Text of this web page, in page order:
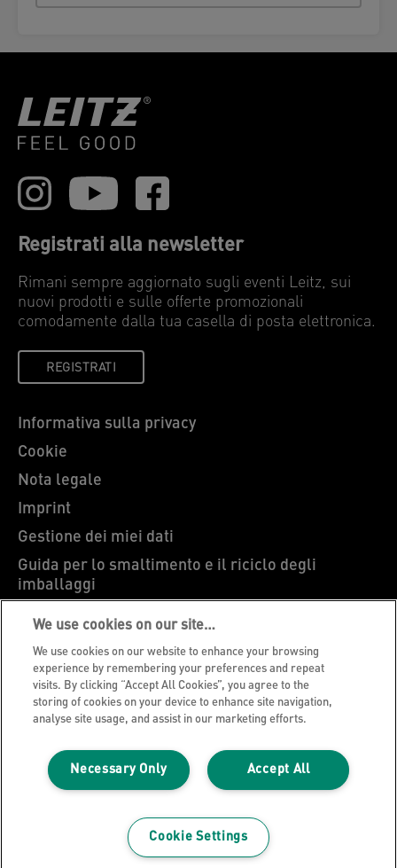
Registrati alla newsletter
Rimani sempre aggiornato sugli eventi Leitz, sui
nuovi prodotti e sulle offerte promozionali
comodamente dalla tua casella di posta elettronica.
REGISTRATI
Informativa sulla privacy
Cookie
Nota legale
Imprint
Gestione dei miei dati
Guida per lo smaltimento e il riciclo degli
imballaggi
Blog Leitz
Carriere
Leitz EasyPrint
Ti serve assistenza?
Condizioni di garanzia
Dichiarazioni di conformità
Mappa del sito
©2026 ACCO Brands
We use cookies on our site…
We use cookies on our website to enhance your browsing
experience by remembering your preferences and repeat
visits. By clicking “Accept All Cookies”, you agree to the
storing of cookies on your device to enhance site navigation,
analyse site usage, and assist in our marketing efforts.
Accept All
Necessary Only
Cookie Settings